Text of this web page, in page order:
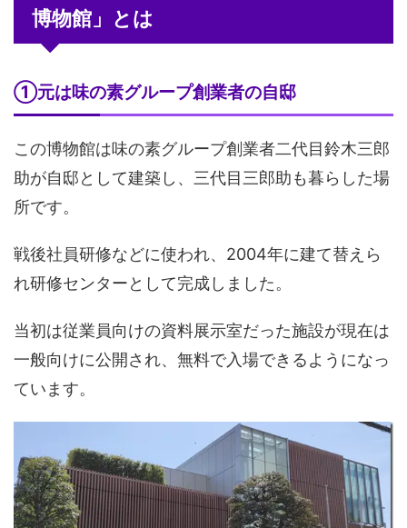
博物館」とは
①元は味の素グループ創業者の自邸
この博物館は味の素グループ創業者二代目鈴木三郎
助が自邸として建築し、三代目三郎助も暮らした場
所です。
戦後社員研修などに使われ、2004年に建て替えら
れ研修センターとして完成しました。
当初は従業員向けの資料展示室だった施設が現在は
一般向けに公開され、無料で入場できるようになっ
ています。